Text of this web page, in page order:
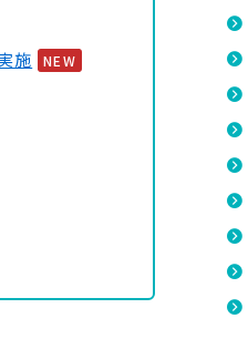
施 NEW